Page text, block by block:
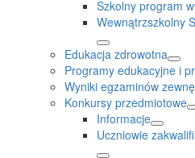
Szkolny program
Wewnątrzszkolny
Edukacja zdrowotna
Programy edukacyjne i
Wyniki egzaminów
Konkursy przedmiotowe
Informacje
Uczniowie